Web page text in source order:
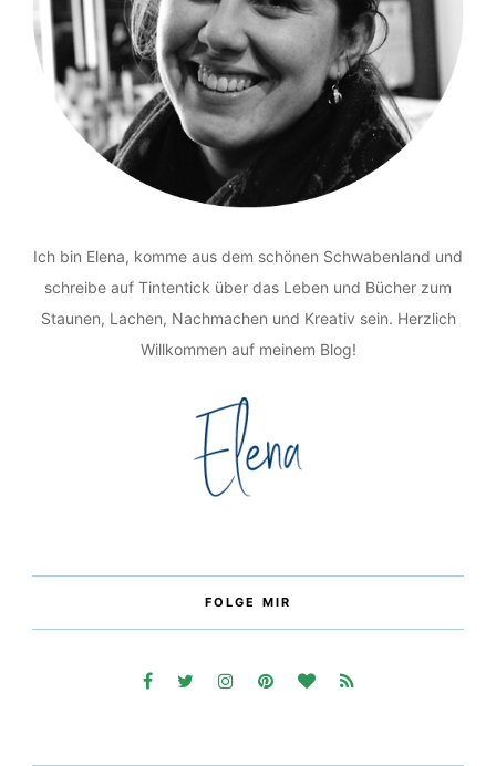
Ich bin Elena, komme aus dem schönen Schwabenland und
schreibe auf Tintentick über das Leben und Bücher zum
Staunen, Lachen, Nachmachen und Kreativ sein. Herzlich
Willkommen auf meinem Blog!
FOLGE MIR